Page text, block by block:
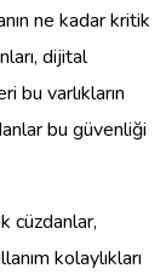
ne kadar kritik
dijital
bu varlıkların
bu güvenliği
cüzdanlar,
kolaylıkları